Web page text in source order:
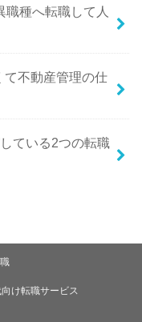
種へ転職して人
て不動産管理の仕
している2つの転職
け転職サービス